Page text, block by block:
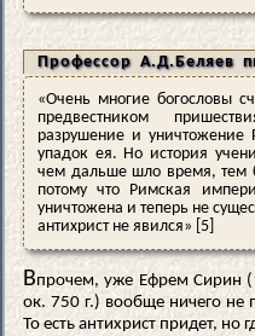
Профессор А.Д.Беляев
«Очень многие богословы
предвестником
разрушение и
упадок ея. Но история
чем дальше шло время, тем
потому что Римская
уничтожена и теперь не
антихрист не явился» [5]
Впрочем, уже Ефрем Сирин
ок. 750 г.) вообще ничего не
То есть антихрист придет, но